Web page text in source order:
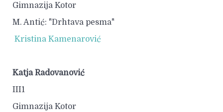
Gimnazija Kotor
M. Antić: "Drhtava pesma"
Kristina Kamenarović
Katja Radovanović
III1
Gimnazija Kotor